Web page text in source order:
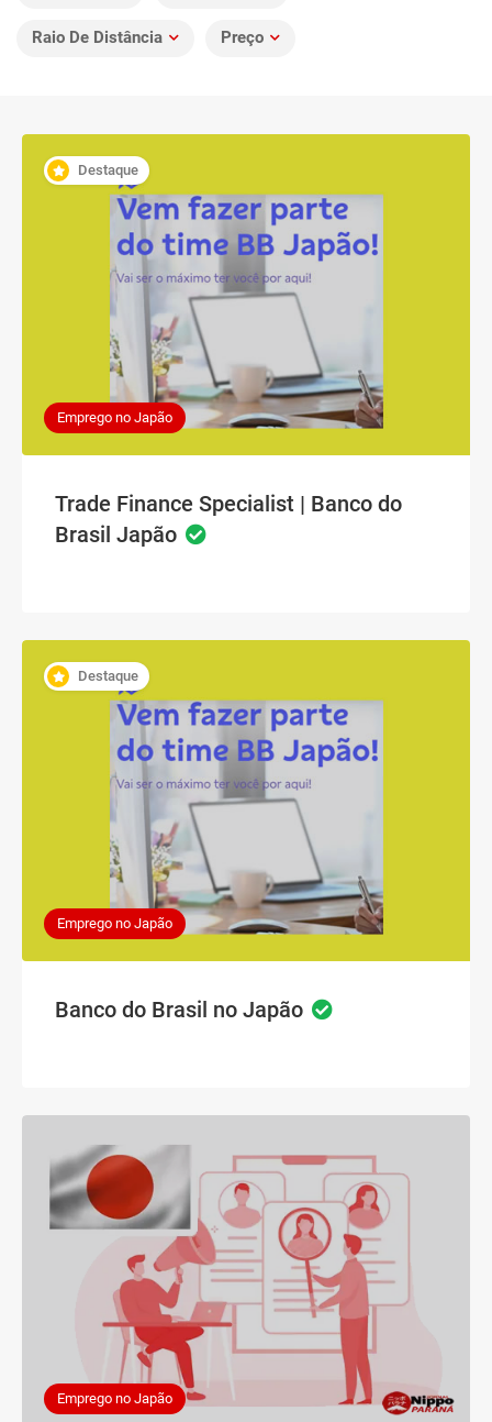
Raio De Distância Preço
Destaque
Emprego no Japão
Trade Finance Specialist | Banco do
Brasil Japão
Destaque
Emprego no Japão
Banco do Brasil no Japão
Emprego no Japão